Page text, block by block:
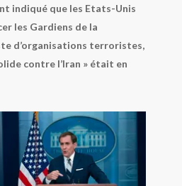
indiqué que les Etats-Unis
les Gardiens de la
d’organisations terroristes,
contre l’Iran » était en